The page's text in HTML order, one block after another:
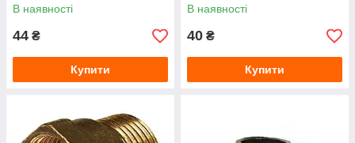
В наявності
44 ₴
Купити
В наявності
40 ₴
Купити